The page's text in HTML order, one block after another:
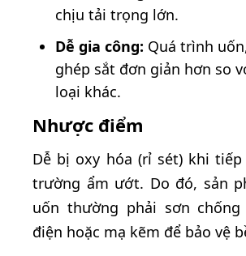
chịu tải trọng lớn.
Dễ gia công: Quá trình
ghép sắt đơn giản hơn so
loại khác.
Nhược điểm
Dễ bị oxy hóa (rỉ sét) khi
trường ẩm ướt. Do đó, sản
uốn thường phải sơn
điện hoặc mạ kẽm để bảo vệ